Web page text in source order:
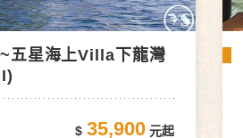
五星海上Villa下龍灣
35,900